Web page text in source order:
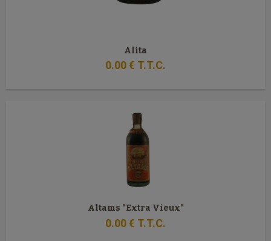
Alita
0.00€ T.T.C.
Altams "Extra Vieux"
0.00€ T.T.C.